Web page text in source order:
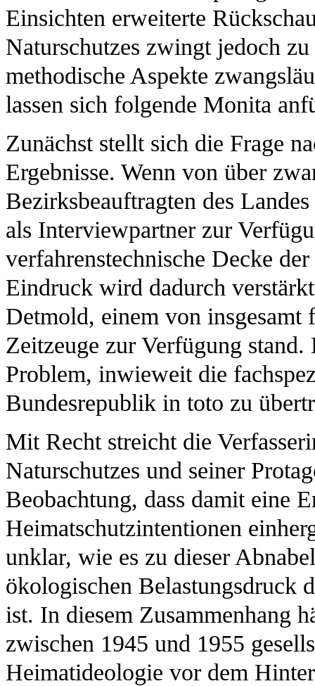
Einsichten erweiterte
Naturschutzes zwingt jedoch
methodische Aspekte
lassen sich folgende Monita
Zunächst stellt sich die Frage
Ergebnisse. Wenn von über
Bezirksbeauftragten des
als Interviewpartner zur
verfahrenstechnische Decke
Eindruck wird dadurch
Detmold, einem von
Zeitzeuge zur Verfügung
Problem, inwieweit die
Bundesrepublik in toto zu
Mit Recht streicht die
Naturschutzes und seiner
Beobachtung, dass damit eine
Heimatschutzintentionen
unklar, wie es zu dieser
ökologischen Belastungsdruck
ist. In diesem Zusammenhang
zwischen 1945 und 1955
Heimatideologie vor dem